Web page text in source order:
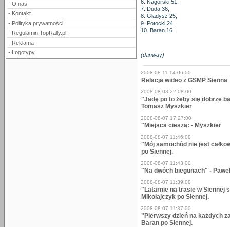
- O nas
- Kontakt
- Polityka prywatności
- Regulamin TopRally.pl
- Reklama
- Logotypy
6. Nagórski 51,
7. Duda 36,
8. Gładysz 25,
9. Potocki 24,
10. Baran 16.
(danway)
2008-08-11 14:06:00
Relacja wideo z GSMP Sienna
2008-08-08 22:08:00
"Jadę po to żeby się dobrze
Tomasz Myszkier
2008-08-07 17:27:00
"Miejsca cieszą: - Myszkier
2008-08-07 11:46:00
"Mój samochód nie jest
po Siennej.
2008-08-07 11:43:00
"Na dwóch biegunach" -
2008-08-07 11:39:00
"Latarnie na trasie w Siennej
Mikołajczyk po Siennej.
2008-08-07 11:37:00
"Pierwszy dzień na każdych
Baran po Siennej.